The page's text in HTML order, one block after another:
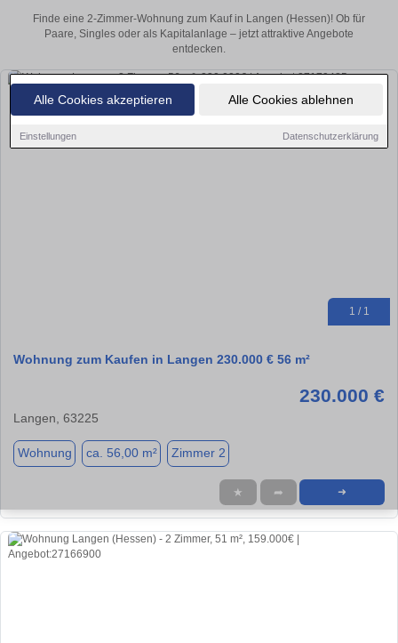
Alle Cookies akzeptieren Alle Cookies ablehnen
Einstellungen Datenschutzerklärung
Finde eine 2-Zimmer-Wohnung zum Kauf in Langen (Hessen)! Ob für
Paare, Singles oder als Kapitalanlage – jetzt attraktive Angebote
entdecken.
1 / 1
Wohnung zum Kaufen in Langen 230.000 € 56 m²
230.000 €
Langen, 63225
Wohnung ca. 56,00 m² Zimmer 2
★ ➦ ➜